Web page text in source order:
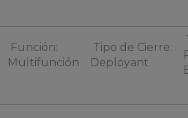
Función:
Multifunción
Tipo de Cierre:
Deployant